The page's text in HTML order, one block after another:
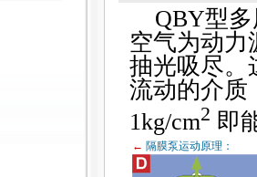
QBY型多
空气为动力
抽光吸尽。
流动的介质
1kg/cm2 即
← 隔膜泵运动原理：